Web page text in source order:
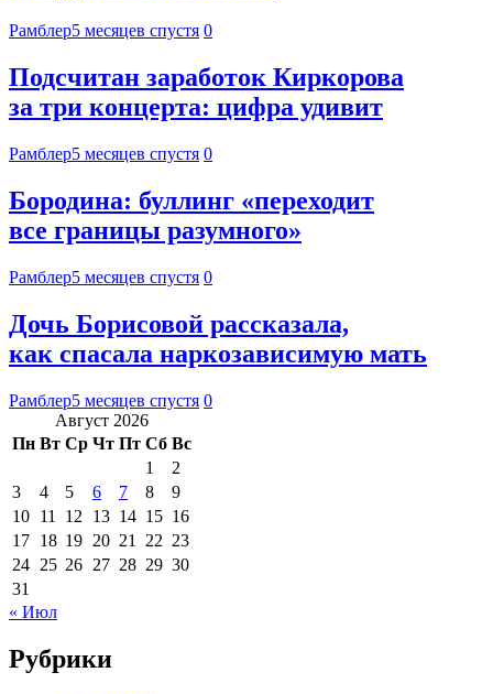
Рамблер5 месяцев спустя 0
Подсчитан заработок Киркорова
за три концерта: цифра удивит
Рамблер5 месяцев спустя 0
Бородина: буллинг «переходит
все границы разумного»
Рамблер5 месяцев спустя 0
Дочь Борисовой рассказала,
как спасала наркозависимую мать
Рамблер5 месяцев спустя 0
Август 2026
Пн Вт Ср Чт Пт Сб Вс
1
2
3
4 5 6 7 8
9
10 11 12 13 14 15 16
17 18 19 20 21 22 23
24 25 26 27 28 29 30
31
« Июл
Рубрики